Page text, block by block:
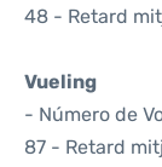
48 - Retard
Vueling
- Número de
87 - Retard